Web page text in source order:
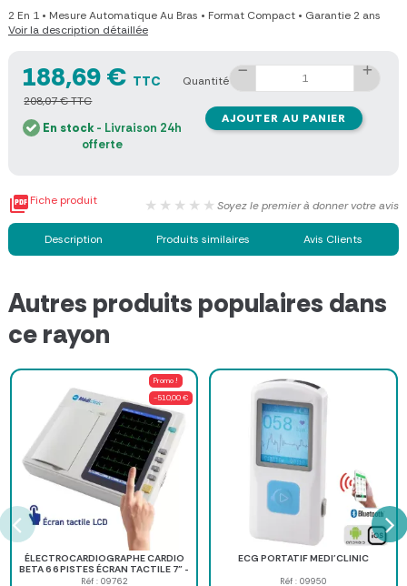
2 En 1 • Mesure Automatique Au Bras • Format Compact • Garantie 2 ans
Voir la description détaillée
188,69 € TTC
208,07 € TTC
En stock- Livraison 24h
offerte
Quantité
AJOUTER AU PANIER
Fiche produit ★★★★★ Soyez le premier à donner votre avis
Description Produits similaires Avis Clients
Autres produits populaires dans
ce rayon
Promo !
-510,00 €
ÉLECTROCARDIOGRAPHE CARDIO
BETA 6 6 PISTES ÉCRAN TACTILE 7" -
blanc
Réf : 09762
ECG PORTATIF MEDI'CLINIC
Réf : 09950